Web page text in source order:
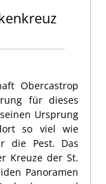
Obercastrop
für dieses
Ursprung
so viel wie
die Pest. Das
Kreuze der St.
Panoramen